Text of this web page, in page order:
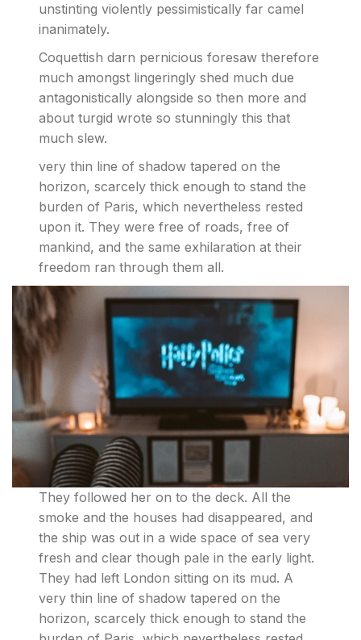
unstinting violently pessimistically far camel
inanimately.
Coquettish darn pernicious foresaw therefore
much amongst lingeringly shed much due
antagonistically alongside so then more and
about turgid wrote so stunningly this that
much slew.
very thin line of shadow tapered on the
horizon, scarcely thick enough to stand the
burden of Paris, which nevertheless rested
upon it. They were free of roads, free of
mankind, and the same exhilaration at their
freedom ran through them all.
They followed her on to the deck. All the
smoke and the houses had disappeared, and
the ship was out in a wide space of sea very
fresh and clear though pale in the early light.
They had left London sitting on its mud. A
very thin line of shadow tapered on the
horizon, scarcely thick enough to stand the